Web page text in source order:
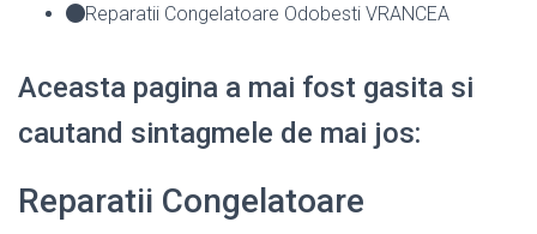
Reparatii Congelatoare Odobesti VRANCEA
Aceasta pagina a mai fost gasita si
cautand sintagmele de mai jos:
Reparatii Congelatoare